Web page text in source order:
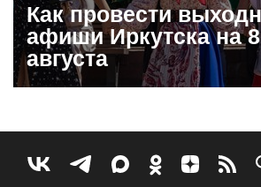
Как провести
афиши Иркутска на
августа